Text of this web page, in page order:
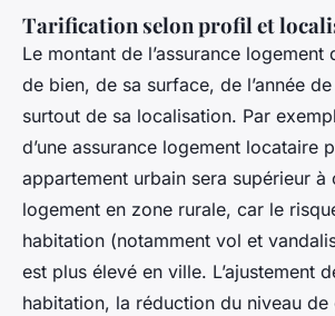
Tarification selon profil et
Le montant de l’assurance
de bien, de sa surface, de l’année
surtout de sa localisation. Par
d’une assurance logement locataire
appartement urbain sera supérieur à
logement en zone rurale, car le
habitation (notamment vol et
est plus élevé en ville. L’ajustement
habitation, la réduction du niveau de